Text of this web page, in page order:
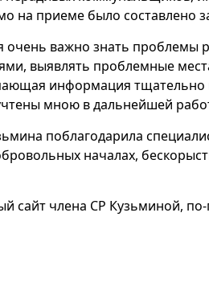
на приеме было составлено
очень важно знать проблемы
выявлять проблемные
информация тщательно
мною в дальнейшей
поблагодарила
началах,
сайт члена СР Кузьминой,